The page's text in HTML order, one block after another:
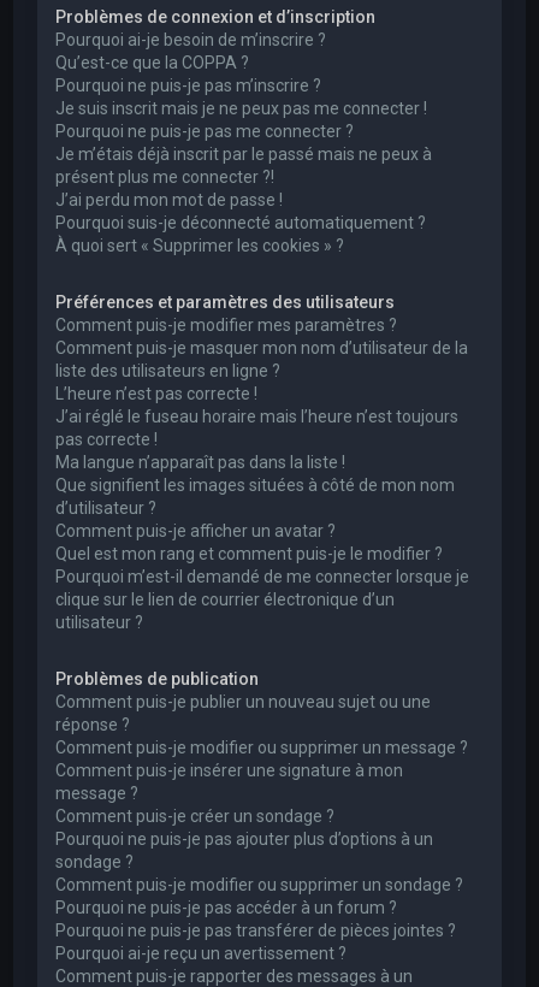
Problèmes de connexion et d’inscription
Pourquoi ai-je besoin de m’inscrire ?
Qu’est-ce que la COPPA ?
Pourquoi ne puis-je pas m’inscrire ?
Je suis inscrit mais je ne peux pas me connecter !
Pourquoi ne puis-je pas me connecter ?
Je m’étais déjà inscrit par le passé mais ne peux à
présent plus me connecter ?!
J’ai perdu mon mot de passe !
Pourquoi suis-je déconnecté automatiquement ?
À quoi sert « Supprimer les cookies » ?
Préférences et paramètres des utilisateurs
Comment puis-je modifier mes paramètres ?
Comment puis-je masquer mon nom d’utilisateur de la
liste des utilisateurs en ligne ?
L’heure n’est pas correcte !
J’ai réglé le fuseau horaire mais l’heure n’est toujours
pas correcte !
Ma langue n’apparaît pas dans la liste !
Que signifient les images situées à côté de mon nom
d’utilisateur ?
Comment puis-je afficher un avatar ?
Quel est mon rang et comment puis-je le modifier ?
Pourquoi m’est-il demandé de me connecter lorsque je
clique sur le lien de courrier électronique d’un
utilisateur ?
Problèmes de publication
Comment puis-je publier un nouveau sujet ou une
réponse ?
Comment puis-je modifier ou supprimer un message ?
Comment puis-je insérer une signature à mon
message ?
Comment puis-je créer un sondage ?
Pourquoi ne puis-je pas ajouter plus d’options à un
sondage ?
Comment puis-je modifier ou supprimer un sondage ?
Pourquoi ne puis-je pas accéder à un forum ?
Pourquoi ne puis-je pas transférer de pièces jointes ?
Pourquoi ai-je reçu un avertissement ?
Comment puis-je rapporter des messages à un